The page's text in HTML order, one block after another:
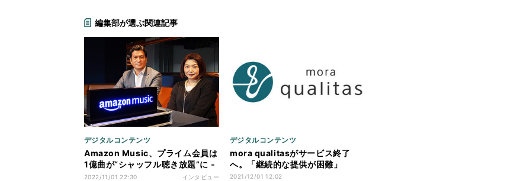
編集部が選ぶ関連記事
デジタルコンテンツ
Amazon Music、プライム会員は
1億曲が“シャッフル聴き放題”に -
ポッドキャストも充実
2022/11/01 22:30 インタビュー
デジタルコンテンツ
mora qualitasがサービス終了
へ。「継続的な提供が困難」
2021/12/01 12:02